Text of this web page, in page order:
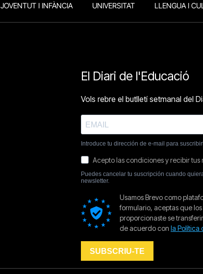
JOVENTUT I INFÀNCIA UNIVERSITAT LLENGUA I